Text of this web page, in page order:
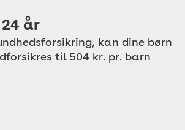
år
kan dine børn
til 504 kr. pr. barn